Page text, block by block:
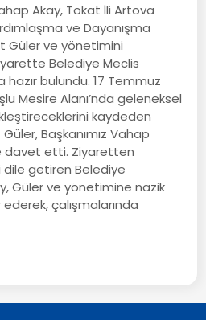
Akay, Tokat İli Artova
ve Dayanışma
Güler ve yönetimini
Belediye Meclis
bulundu. 17 Temmuz
Mesire Alanı’nda geleneksel
kaydeden
Başkanımız Vahap
davet etti. Ziyaretten
getiren Belediye
Güler ve yönetimine nazik
çalışmalarında